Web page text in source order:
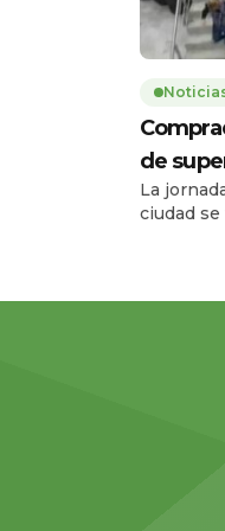
de
La
ciudad
ubicado